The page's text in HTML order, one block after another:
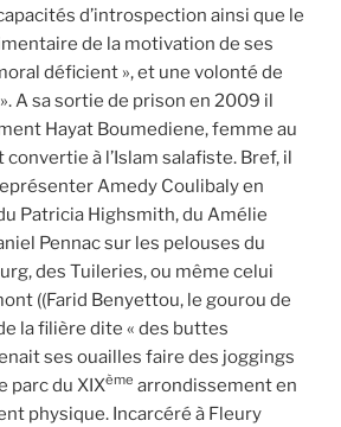
d’introspection ainsi que le
de la motivation de ses
déficient », et une volonté de
A sa sortie de prison en 2009 il
Hayat Boumediene, femme au
à l’Islam salafiste. Bref, il
Amedy Coulibaly en
Patricia Highsmith, du Amélie
Pennac sur les pelouses du
des Tuileries, ou même celui
((Farid Benyettou, le gourou de
la filière dite « des buttes
ses ouailles faire des joggings
parc du XIXème arrondissement en
physique. Incarcéré à Fleury